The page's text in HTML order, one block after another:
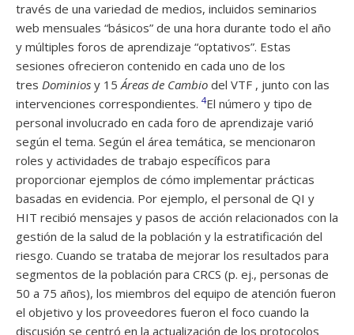
través de una variedad de medios, incluidos seminarios
web mensuales “básicos” de una hora durante todo el año
y múltiples foros de aprendizaje “optativos”. Estas
sesiones ofrecieron contenido en cada uno de los
tres Dominios y 15Áreas de Cambio del VTF , junto con las
intervenciones correspondientes. 4El número y tipo de
personal involucrado en cada foro de aprendizaje varió
según el tema. Según el área temática, se mencionaron
roles y actividades de trabajo específicos para
proporcionar ejemplos de cómo implementar prácticas
basadas en evidencia. Por ejemplo, el personal de QI y
HIT recibió mensajes y pasos de acción relacionados con la
gestión de la salud de la población y la estratificación del
riesgo. Cuando se trataba de mejorar los resultados para
segmentos de la población para CRCS (p. ej., personas de
50 a 75 años), los miembros del equipo de atención fueron
el objetivo y los proveedores fueron el foco cuando la
discusión se centró en la actualización de los protocolos